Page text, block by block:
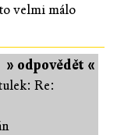
velmi málo
» odpovědět «
Re: